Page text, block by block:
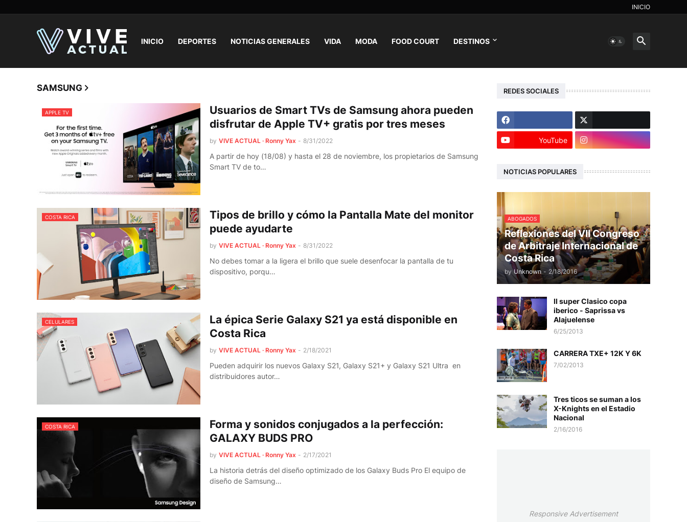
INICIO
INICIO DEPORTES NOTICIAS GENERALES VIDA MODA FOOD COURT DESTINOS
SAMSUNG
APPLE TV
Usuarios de Smart TVs de Samsung ahora pueden
disfrutar de Apple TV+ gratis por tres meses
by VIVE ACTUAL · Ronny Yax - 8/31/2022
A partir de hoy (18/08) y hasta el 28 de noviembre, los propietarios de Samsung
Smart TV de to…
COSTA RICA
Tipos de brillo y cómo la Pantalla Mate del monitor
puede ayudarte
by VIVE ACTUAL · Ronny Yax - 8/31/2022
No debes tomar a la ligera el brillo que suele desenfocar la pantalla de tu
dispositivo, porqu…
CELULARES
La épica Serie Galaxy S21 ya está disponible en
Costa Rica
by VIVE ACTUAL · Ronny Yax - 2/18/2021
Pueden adquirir los nuevos Galaxy S21, Galaxy S21+ y Galaxy S21 Ultra en
distribuidores autor…
COSTA RICA
Forma y sonidos conjugados a la perfección:
GALAXY BUDS PRO
by VIVE ACTUAL · Ronny Yax - 2/17/2021
La historia detrás del diseño optimizado de los Galaxy Buds Pro El equipo de
diseño de Samsung…
REDES SOCIALES
YouTube
NOTICIAS POPULARES
ABOGADOS
Reflexiones del VII Congreso
de Arbitraje Internacional de
Costa Rica
by Unknown - 2/18/2016
II super Clasico copa
iberico - Saprissa vs
Alajuelense
6/25/2013
CARRERA TXE+ 12K Y 6K
7/02/2013
Tres ticos se suman a los
X-Knights en el Estadio
Nacional
2/16/2016
Responsive Advertisement